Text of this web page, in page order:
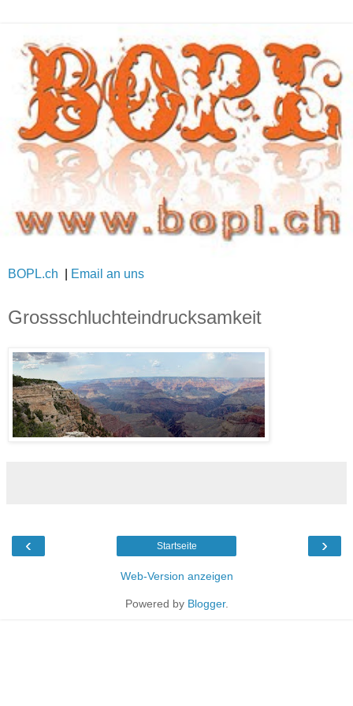
BOPL.ch Email an uns
Grossschluchteindrucksamkeit
‹ ›
Startseite
Web-Version anzeigen
Powered by Blogger.